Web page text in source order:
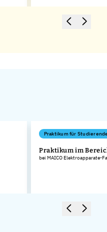
Praktikum für
Praktikum im
bei MAICO Elektroapparate-